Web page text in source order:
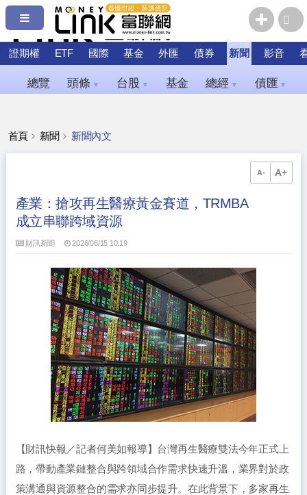
證期權 ETF 國際 基金 外匯 債券 新聞 影音
總覽 頭條 ▼ 台股 ▼ 基金 總經 ▼ 債匯 ▼
首頁 新聞 新聞內文
A- A+
產業：搶攻再生醫療黃金賽道，TRMBA
成立串聯跨域資源
財訊新聞 2026/06/15 10:19
【財訊快報／記者何美如報導】台灣再生醫療雙法今年正式上
路，帶動產業鏈整合與跨領域合作需求快速升溫，業界對於政
策溝通與資源整合的需求亦同步提升。在此背景下，多家再生